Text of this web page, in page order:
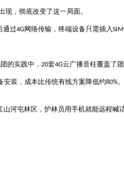
现，彻底改变了这一局面。
通过4G网络传输，终端设备只需插入 SIM
的实践中， 20套4G云广播音柱覆盖了
安装，成本比传统有线方案降低约80%
河屯林区，护林员用手机就能远程喊